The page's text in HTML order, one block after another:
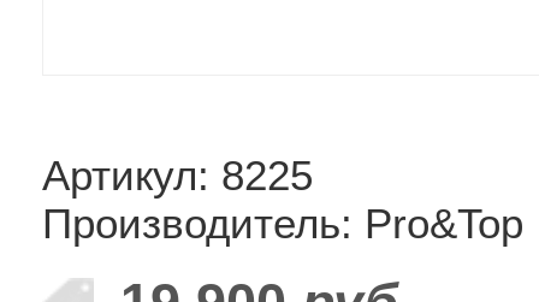
Артикул: 8225
Производитель: Pro&Top